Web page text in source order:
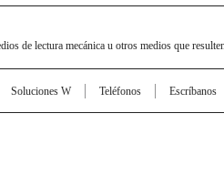
de lectura mecánica u otros medios que
Soluciones W Teléfonos Escríbanos